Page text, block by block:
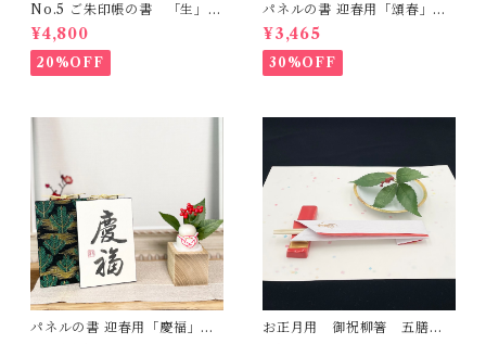
No.5 ご朱印帳の書 「生」一
点もの
¥4,800
20%OFF
パネルの書 迎春用「頌春」一
点もの -ハガキサイズ-
¥3,465
30%OFF
パネルの書 迎春用「慶福」一
お正月用 御祝柳箸 五膳